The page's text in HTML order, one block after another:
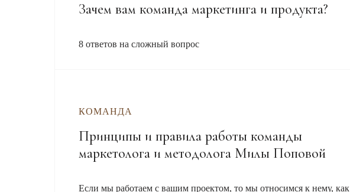
Зачем вам команда маркетинга и продукта?
8 ответов на сложный вопрос
КОМАНДА
Принципы и правила работы команды
маркетолога и методолога Милы Поповой
Если мы работаем с вашим проектом, то мы относимся к нему, как